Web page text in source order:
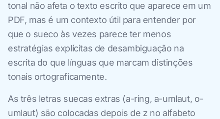
tonal não afeta o texto escrito que aparece em um
PDF, mas é um contexto útil para entender por
que o sueco às vezes parece ter menos
estratégias explícitas de desambiguação na
escrita do que línguas que marcam distinções
tonais ortograficamente.
As três letras suecas extras (a-ring, a-umlaut, o-
umlaut) são colocadas depois de z no alfabeto